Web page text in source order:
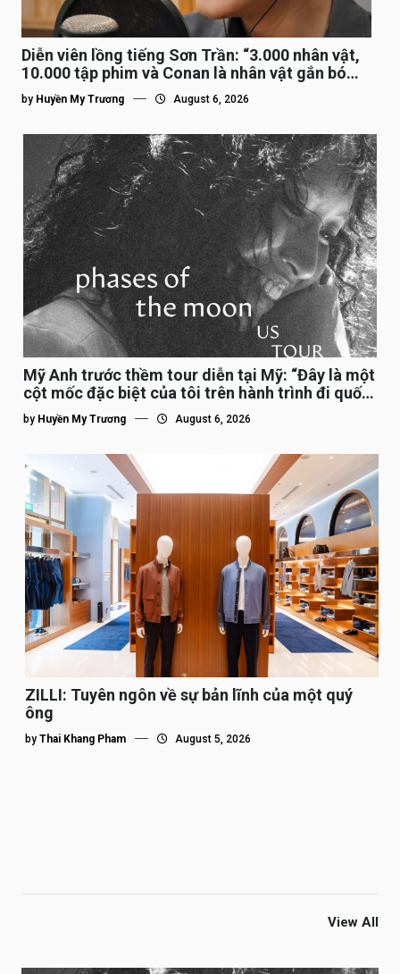
Diễn viên lồng tiếng Sơn Trần: “3.000 nhân vật,
10.000 tập phim và Conan là nhân vật gắn bó
lâu nhất”
by Huyền My Trương August 6, 2026
Mỹ Anh trước thềm tour diễn tại Mỹ: “Đây là một
cột mốc đặc biệt của tôi trên hành trình đi quốc
tế”
by Huyền My Trương August 6, 2026
ZILLI: Tuyên ngôn về sự bản lĩnh của một quý
ông
by Thai Khang Pham August 5, 2026
View All